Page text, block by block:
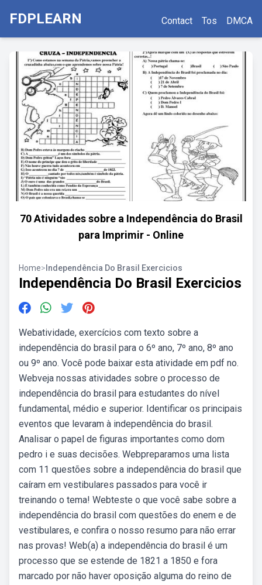
FDPLEARN Contact Tos DMCA
70 Atividades sobre a Independência do Brasil
para Imprimir - Online
Home> Independência Do Brasil Exercicios
Independência Do Brasil Exercicios
Webatividade, exercícios com texto sobre a
independência do brasil para o 6º ano, 7º ano, 8º ano
ou 9º ano. Você pode baixar esta atividade em pdf no.
Webveja nossas atividades sobre o processo de
independência do brasil para estudantes do nível
fundamental, médio e superior. Identificar os principais
eventos que levaram à independência do brasil.
Analisar o papel de figuras importantes como dom
pedro i e suas decisões. Webpreparamos uma lista
com 11 questões sobre a independência do brasil que
caíram em vestibulares passados para você ir
treinando o tema! Webteste o que você sabe sobre a
independência do brasil com questões do enem e de
vestibulares, e confira o nosso resumo para não errar
nas provas! Web(a) a independência do brasil é um
processo que se estende de 1821 a 1850 e fora
marcado por não haver oposição alguma do reino de